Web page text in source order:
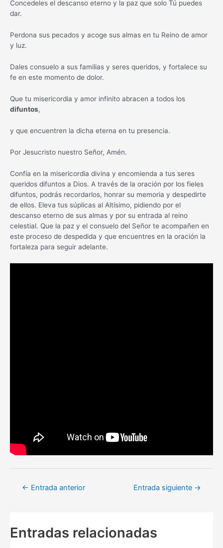
Concedeles el descanso eterno y la paz que solo Tú puedes
dar.
Perdona sus pecados y acoge sus almas en tu Reino de amor
y luz.
Dales consuelo a sus familias y seres queridos, y fortalece su
fe en este momento de dolor.
Que tu misericordia y amor infinito abracen a todos los
difuntos,
y que encuentren la dicha eterna en tu presencia.
Por Jesucristo nuestro Señor, Amén.
Confía en la misericordia divina y encomienda a tus seres
queridos difuntos a Dios. A través de la oración por los fieles
difuntos, podrás recordarlos, honrar su memoria y despedirte
de ellos. Eleva tus súplicas al Altísimo, pidiendo por el
descanso eterno de sus almas y por su entrada al reino
celestial. Que la paz y el consuelo del Señor te acompañen en
este proceso de despedida y que encuentres en la oración la
fortaleza para seguir adelante.
Navegación
← Entrada anterior Entrada siguiente →
Entradas relacionadas